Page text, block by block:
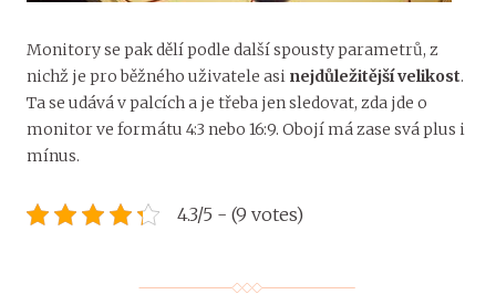
Monitory se pak dělí podle další spousty parametrů, z
nichž je pro běžného uživatele asi nejdůležitější velikost.
Ta se udává v palcích a je třeba jen sledovat, zda jde o
monitor ve formátu 4:3 nebo 16:9. Obojí má zase svá plus i
mínus.
4.3/5 - (9 votes)